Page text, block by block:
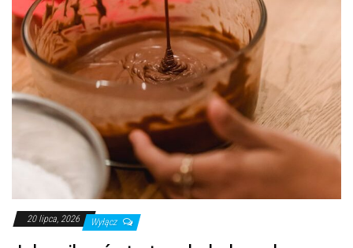
20 lipca, 2026 Wyłącz